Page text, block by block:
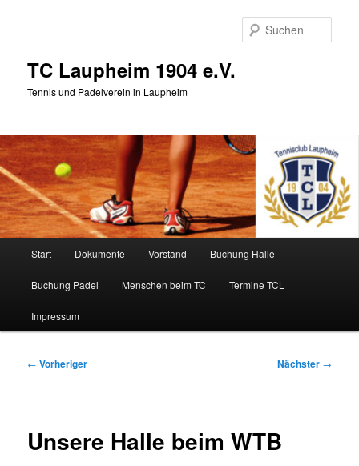
TC Laupheim 1904 e.V.
Tennis und Padelverein in Laupheim
Start Dokumente Vorstand Buchung Halle
Buchung Padel Menschen beim TC Termine TCL
Impressum
Beitragsnavigation
← Vorheriger Nächster →
Unsere Halle beim WTB